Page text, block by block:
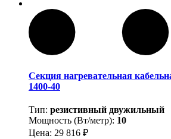
Секция нагревательная
1400-40
Тип: резистивный двужильный
Мощность (Вт/метр): 10
Цена: 29 816 ₽